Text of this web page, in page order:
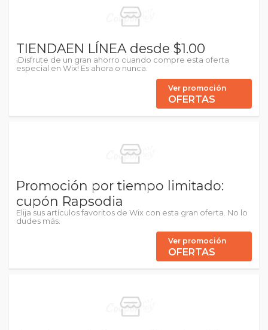
TIENDAEN LÍNEA desde $1.00
¡Disfrute de un gran ahorro cuando compre esta oferta
especial en Wix! Es ahora o nunca.
Ver promoción
OFERTAS
Promoción por tiempo limitado:
cupón Rapsodia
Elija sus artículos favoritos de Wix con esta gran oferta. No lo
dudes más.
Ver promoción
OFERTAS